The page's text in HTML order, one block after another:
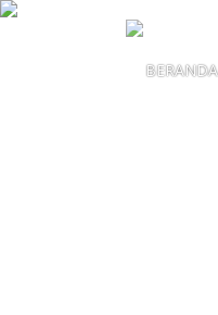
BERANDA